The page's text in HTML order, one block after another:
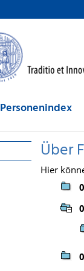
Personenindex
Über
Hier